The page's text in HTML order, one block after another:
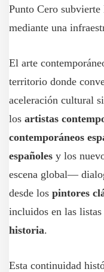
Punto Cero
mediante una
El arte
territorio donde
aceleración cultural
los artistas
contemporáneos
españoles y los
escena global—
desde los pintores
incluidos en las listas
historia.
Esta continuidad